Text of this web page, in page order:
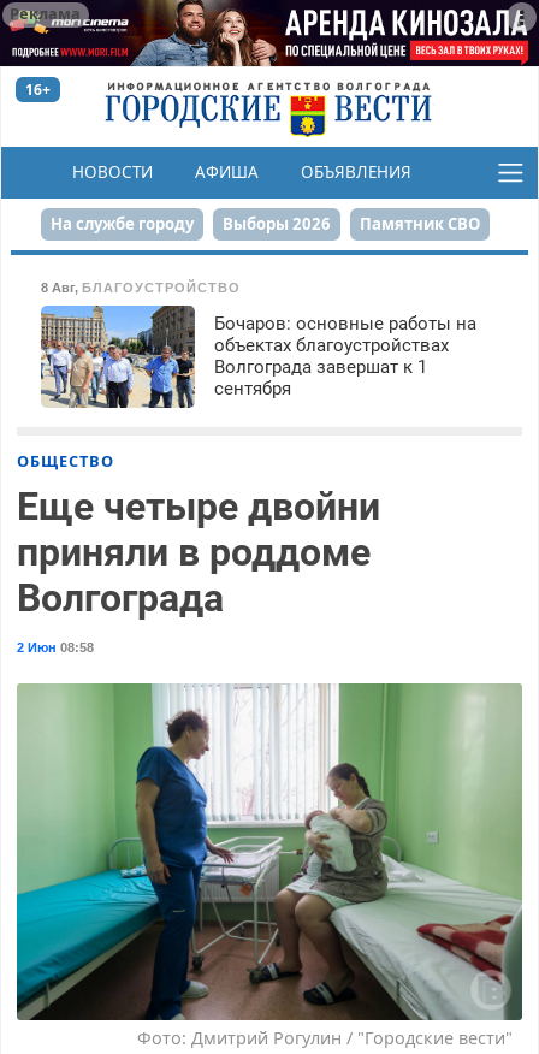
Реклама
16+
НОВОСТИ АФИША ОБЪЯВЛЕНИЯ
КОНКУРСЫ
На службе городу Выборы 2026 Памятник СВО
Сталинград в сердце
Набережная День Победы Реконструкция ЦПКиО
80-летие Победы Парк Героев-летчиков
8 Авг, БЛАГОУСТРОЙСТВО
Бочаров: основные работы на
объектах благоустройствах
Волгограда завершат к 1
сентября
ОБЩЕСТВО
Еще четыре двойни
приняли в роддоме
Волгограда
2 Июн 08:58
Фото: Дмитрий Рогулин / "Городские вести"